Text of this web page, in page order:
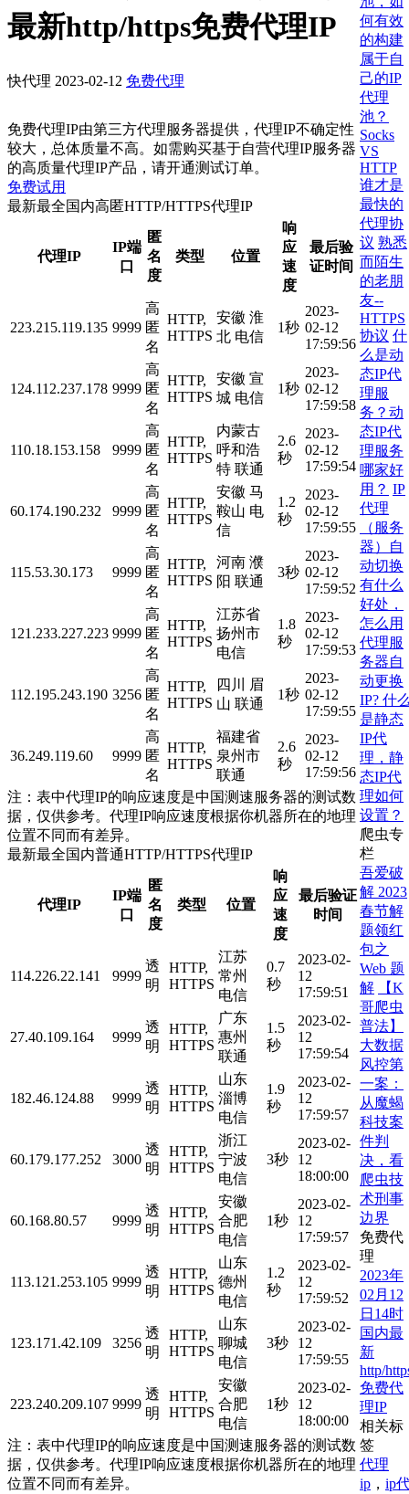
最新http/https免费代理IP
快代理 2023-02-12 免费代理
免费代理IP由第三方代理服务器提供，代理IP不确定性
较大，总体质量不高。如需购买基于自营代理IP服务器
的高质量代理IP产品，请开通测试订单。
免费试用
最新最全国内高匿HTTP/HTTPS代理IP
代理IP
IP端
口
匿
名
度
类型 位置
响
应
速
度
最后验
证时间
223.215.119.135 9999
高
匿
名
HTTP,
HTTPS
安徽 淮
北 电信
1秒
2023-
02-12
17:59:56
124.112.237.178 9999
高
匿
名
HTTP,
HTTPS
安徽 宣
城 电信
1秒
2023-
02-12
17:59:58
110.18.153.158 9999
高
匿
名
HTTP,
HTTPS
内蒙古
呼和浩
特 联通
2.6
秒
2023-
02-12
17:59:54
60.174.190.232 9999
高
匿
名
HTTP,
HTTPS
安徽 马
鞍山 电
信
1.2
秒
2023-
02-12
17:59:55
115.53.30.173 9999
高
匿
名
HTTP,
HTTPS
河南 濮
阳 联通
3秒
2023-
02-12
17:59:52
121.233.227.223 9999
高
匿
名
HTTP,
HTTPS
江苏省
扬州市
电信
1.8
秒
2023-
02-12
17:59:53
112.195.243.190 3256
高
匿
名
HTTP,
HTTPS
四川 眉
山 联通
1秒
2023-
02-12
17:59:55
36.249.119.60 9999
高
匿
名
HTTP,
HTTPS
福建省
泉州市
联通
2.6
秒
2023-
02-12
17:59:56
注：表中代理IP的响应速度是中国测速服务器的测试数
据，仅供参考。代理IP响应速度根据你机器所在的地理
位置不同而有差异。
最新最全国内普通HTTP/HTTPS代理IP
代理IP
IP端
口
匿
名
度
类型 位置
响
应
速
度
最后验证
时间
114.226.22.141 9999
透
明
HTTP,
HTTPS
江苏
常州
电信
0.7
秒
2023-02-
12
17:59:51
27.40.109.164 9999
透
明
HTTP,
HTTPS
广东
惠州
联通
1.5
秒
2023-02-
12
17:59:54
182.46.124.88 9999
透
明
HTTP,
HTTPS
山东
淄博
电信
1.9
秒
2023-02-
12
17:59:57
60.179.177.252 3000
透
明
HTTP,
HTTPS
浙江
宁波
电信
3秒
2023-02-
12
18:00:00
60.168.80.57 9999
透
明
HTTP,
HTTPS
安徽
合肥
电信
1秒
2023-02-
12
17:59:57
113.121.253.105 9999
透
明
HTTP,
HTTPS
山东
德州
电信
1.2
秒
2023-02-
12
17:59:52
123.171.42.109 3256
透
明
HTTP,
HTTPS
山东
聊城
电信
3秒
2023-02-
12
17:59:55
223.240.209.107 9999
透
明
HTTP,
HTTPS
安徽
合肥
电信
1秒
2023-02-
12
18:00:00
注：表中代理IP的响应速度是中国测速服务器的测试数
据，仅供参考。代理IP响应速度根据你机器所在的地理
位置不同而有差异。
何有效
的构建
属于自
己的IP
代理
池？
Socks
VS
HTTP
谁才是
最快的
代理协
议 熟悉
而陌生
的老朋
友--
HTTPS
协议 什
么是动
态IP代
理服
务？动
态IP代
理服务
哪家好
用？ IP
代理
（服务
器）自
动切换
有什么
好处，
怎么用
代理服
务器自
动更换
IP? 什
是静态
IP代
理，静
态IP代
理如何
设置？
爬虫专
栏
吾爱破
解 2023
春节解
题领红
包之
Web 题
解
【K
哥爬虫
普法】
大数据
风控第
一案：
从魔蝎
科技案
件判
决，看
爬虫技
术刑事
边界
免费代
理
2023年
02月12
日14时
国内最
新
http/
免费代
理IP
相关标
签
代理
ip ， ip